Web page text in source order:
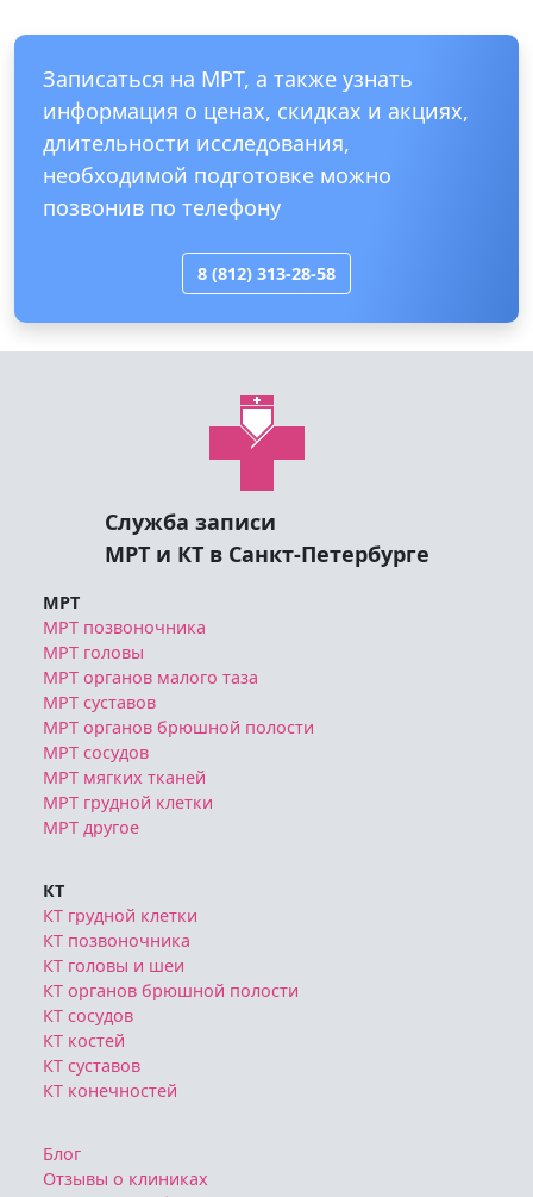
Записаться на МРТ, а также узнать
информация о ценах, скидках и акциях,
длительности исследования,
необходимой подготовке можно
позвонив по телефону
8 (812) 313-28-58
Служба записи
МРТ и КТ в Санкт-Петербурге
МРТ
МРТ позвоночника
МРТ головы
МРТ органов малого таза
МРТ суставов
МРТ органов брюшной полости
МРТ сосудов
МРТ мягких тканей
МРТ грудной клетки
МРТ другое
КТ
КТ грудной клетки
КТ позвоночника
КТ головы и шеи
КТ органов брюшной полости
КТ сосудов
КТ костей
КТ суставов
КТ конечностей
Блог
Отзывы о клиниках